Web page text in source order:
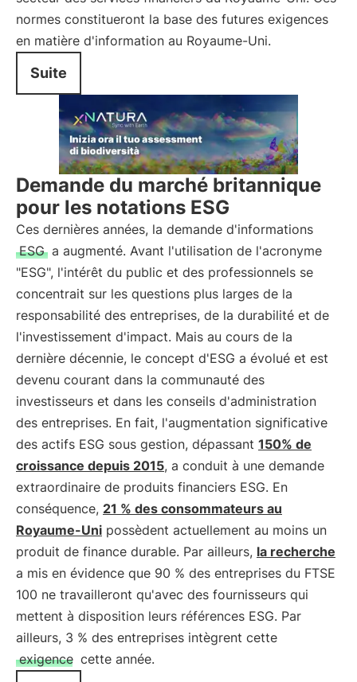
normes constitueront la base des futures exigences
en matière d'information au Royaume-Uni.
Suite
Demande du marché britannique
pour les notations ESG
Ces dernières années, la demande d'informations
ESG a augmenté. Avant l'utilisation de l'acronyme
"ESG", l'intérêt du public et des professionnels se
concentrait sur les questions plus larges de la
responsabilité des entreprises, de la durabilité et de
l'investissement d'impact. Mais au cours de la
dernière décennie, le concept d'ESG a évolué et est
devenu courant dans la communauté des
investisseurs et dans les conseils d'administration
des entreprises. En fait, l'augmentation significative
des actifs ESG sous gestion, dépassant 150% de
croissance depuis 2015, a conduit à une demande
extraordinaire de produits financiers ESG. En
conséquence, 21 % des consommateurs au
Royaume-Uni possèdent actuellement au moins un
produit de finance durable. Par ailleurs, la recherche
a mis en évidence que 90 % des entreprises du FTSE
100 ne travailleront qu'avec des fournisseurs qui
mettent à disposition leurs références ESG. Par
ailleurs, 3 % des entreprises intègrent cette
exigence cette année.